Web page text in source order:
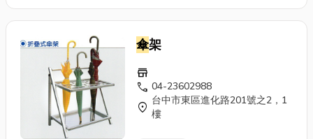
者在使用過後擦拭、並保持乾
間。● 德國EuroSCHIRM雨
固、不易斷，並非任何情況皆不
會斷；傘布為車縫製作，在長時
間或大雨使用下，依然有可能會
傘架
store
call 04-23602988
location_on 台中市東區進化路201號之2，1
樓